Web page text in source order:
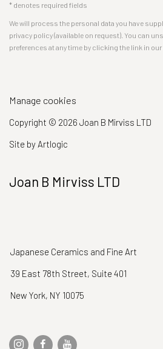
* denotes required fields
We will process the personal data you have
privacy policy (available on request). You can
preferences at any time by clicking the link in our
Manage cookies
Copyright © 2026 Joan B Mirviss LTD
Site by Artlogic
Joan B Mirviss LTD
Japanese Ceramics and Fine Art
39 East 78th Street, Suite 401
New York, NY 10075